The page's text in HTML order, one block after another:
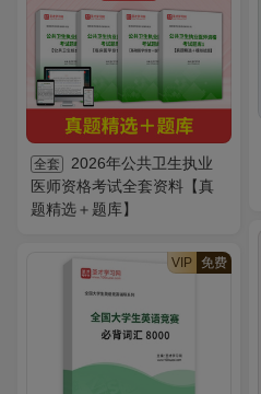
全套
2026年公共卫生执业
医师资格考试全套资料【真
题精选＋题库】
VIP 免费